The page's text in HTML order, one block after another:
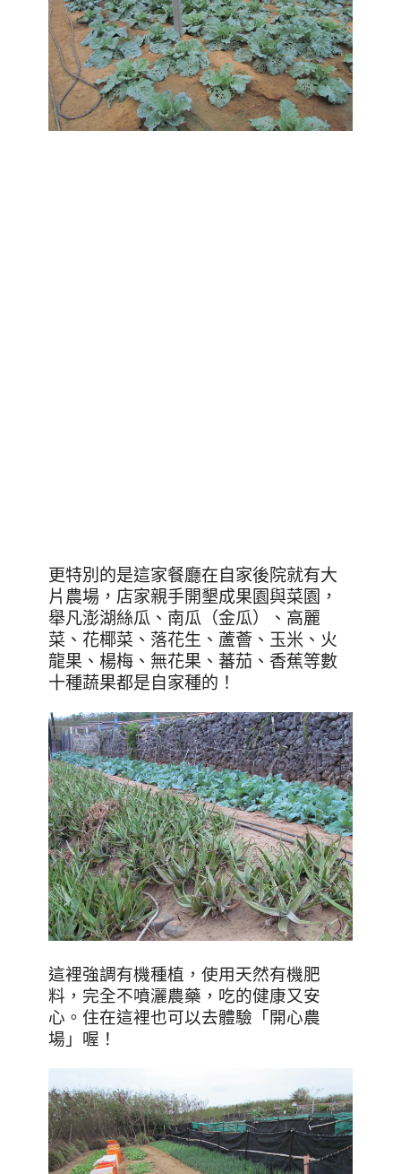
更特別的是這家餐廳在自家後院就有大
片農場，店家親手開墾成果園與菜園，
舉凡澎湖絲瓜、南瓜（金瓜）、高麗
菜、花椰菜、落花生、蘆薈、玉米、火
龍果、楊梅、無花果、蕃茄、香蕉等數
十種蔬果都是自家種的！
這裡強調有機種植，使用天然有機肥
料，完全不噴灑農藥，吃的健康又安
心。住在這裡也可以去體驗「開心農
場」喔！